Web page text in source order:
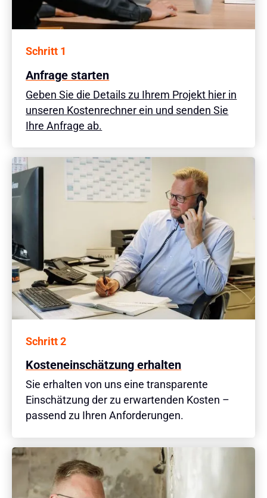
Schritt 1
Anfrage starten
Geben Sie die Details zu Ihrem Projekt hier in
unseren Kostenrechner ein und senden Sie
Ihre Anfrage ab.
Schritt 2
Kostenein­schätzung erhalten
Sie erhalten von uns eine transparente
Einschätzung der zu erwartenden Kosten –
passend zu Ihren Anforderungen.